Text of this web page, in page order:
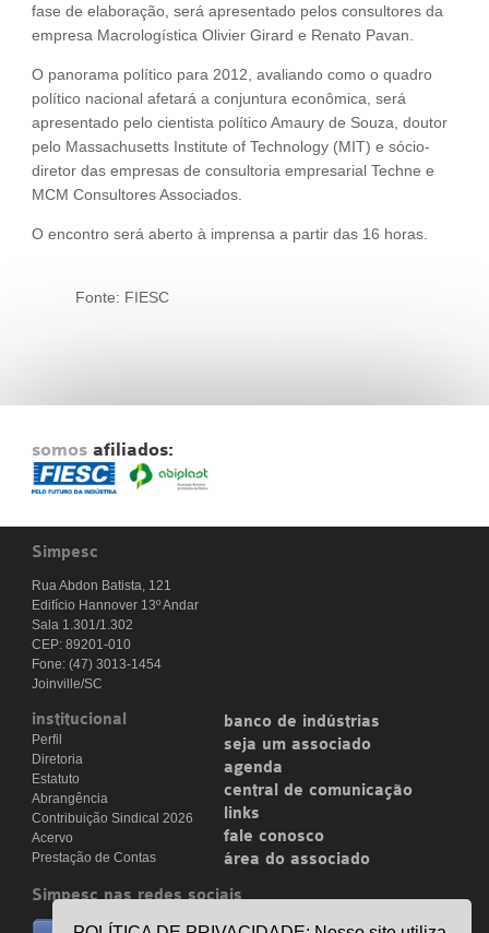
fase de elaboração, será apresentado pelos consultores da
empresa Macrologística Olivier Girard e Renato Pavan.
O panorama político para 2012, avaliando como o quadro
político nacional afetará a conjuntura econômica, será
apresentado pelo cientista político Amaury de Souza, doutor
pelo Massachusetts Institute of Technology (MIT) e sócio-
diretor das empresas de consultoria empresarial Techne e
MCM Consultores Associados.
O encontro será aberto à imprensa a partir das 16 horas.
Fonte: FIESC
somos afiliados:
Simpesc
Rua Abdon Batista, 121
Edifício Hannover 13º Andar
Sala 1.301/1.302
CEP: 89201-010
Fone: (47) 3013-1454
Joinville/SC
institucional
Perfil
Diretoria
Estatuto
Abrangência
Contribuição Sindical 2026
Acervo
Prestação de Contas
banco de indústrias
seja um associado
agenda
central de comunicação
links
fale conosco
área do associado
Simpesc nas redes sociais
no facebook